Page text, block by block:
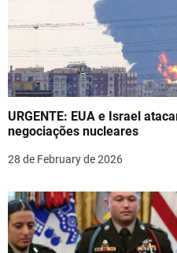
i
a
t
i
o
n
URGENTE: EUA e Israel
negociações nucleares
28 de February de 2026